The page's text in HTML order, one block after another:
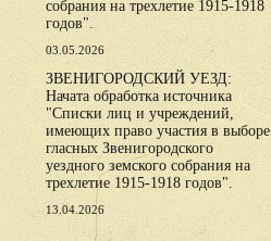
собрания на трехлетие 1915-1918
годов".
03.05.2026
ЗВЕНИГОРОДСКИЙ УЕЗД:
Начата обработка источника
"Списки лиц и учреждений,
имеющих право участия в выборе
гласных Звенигородского
уездного земского собрания на
трехлетие 1915-1918 годов".
13.04.2026